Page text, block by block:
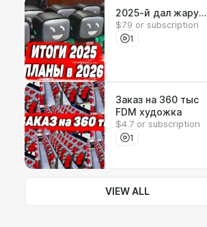
2025-й дал жару...
$7.9 or subscription
1
Заказ на 360 тыс
FDM художка
$4.7 or subscription
1
VIEW ALL